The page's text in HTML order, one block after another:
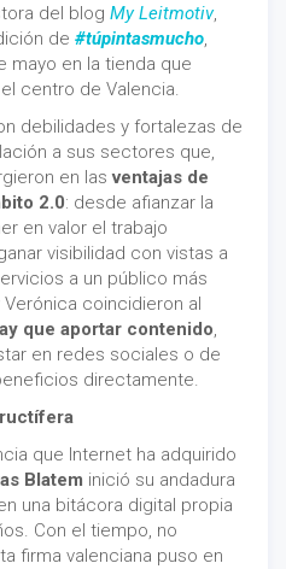
del blog My Leitmotiv,
de #túpintasmucho,
mayo en la tienda que
centro de Valencia.
debilidades y fortalezas de
a sus sectores que,
en lasventajas de
2.0: desde afianzar la
en valor el trabajo
visibilidad con vistas a
a un público más
Verónica coincidieron al
que aportar contenido,
en redes sociales o de
directamente.
que Internet ha adquirido
Blatem inició su andadura
una bitácora digital propia
Con el tiempo, no
firma valenciana puso en